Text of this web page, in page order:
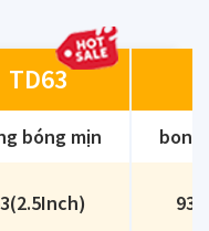
TD63
bóng mịn bong